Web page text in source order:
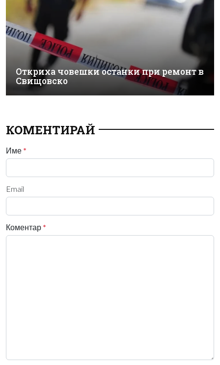
Откриха човешки останки при ремонт в
Свищовско
КОМЕНТИРАЙ
Име *
Email
Коментар *